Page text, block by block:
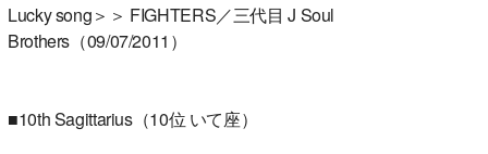
Lucky song＞＞ FIGHTERS／三代目 J Soul
Brothers（09/07/2011）
■10th Sagittarius（10位 いて座）